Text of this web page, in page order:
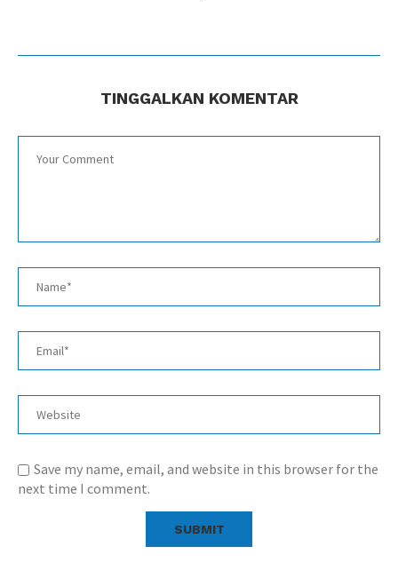
TINGGALKAN KOMENTAR
Save my name, email, and website in this browser for the
next time I comment.